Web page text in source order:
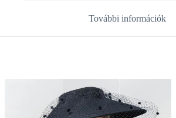
További információk